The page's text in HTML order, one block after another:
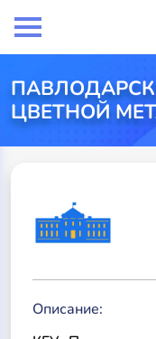
ЦВЕТНОЙ
Описание: